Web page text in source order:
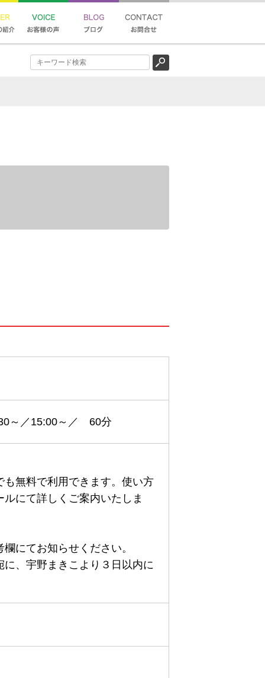
～／15:00～／ 60分
も無料で利用できます。使い方
にて詳しくご案内いたしま
にてお知らせください。
、宇野まきこより３日以内に